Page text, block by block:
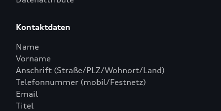
Kontaktdaten
Name
Vorname
Anschrift (Straße/PLZ/Wohnort/Land)
Telefonnummer (mobil/Festnetz)
Email
Titel